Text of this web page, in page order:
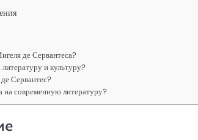
де Сервантеса?
и культуру?
Сервантес?
на современную литературу?